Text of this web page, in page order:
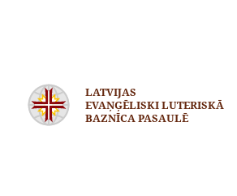
LATVIJAS
EVAŅĢĒLISKI LUTERISKĀ
BAZNĪCA PASAULĒ